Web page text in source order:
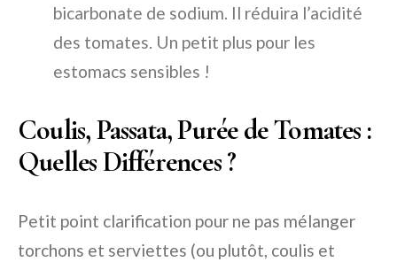
bicarbonate de sodium. Il réduira l’acidité
des tomates. Un petit plus pour les
estomacs sensibles !
Coulis, Passata, Purée de Tomates :
Quelles Différences ?
Petit point clarification pour ne pas mélanger
torchons et serviettes (ou plutôt, coulis et